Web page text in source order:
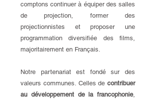
comptons continuer à équiper des salles
de projection, former des
projectionnistes et proposer une
programmation diversifiée des films,
majoritairement en Français.
Notre partenariat est fondé sur des
valeurs communes. Celles de contribuer
au développement de la francophonie,